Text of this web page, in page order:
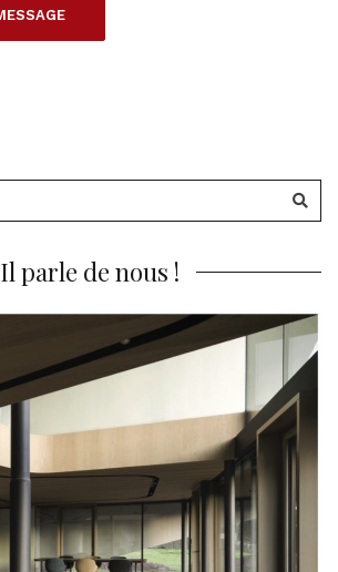
Il parle de nous !